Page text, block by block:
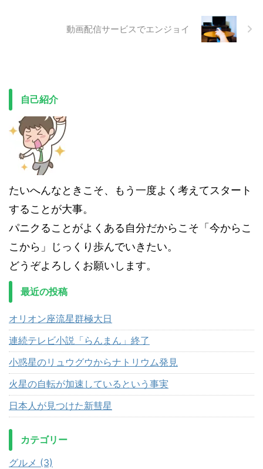
動画配信サービスでエンジョイ
自己紹介
たいへんなときこそ、もう一度よく考えてスタート
することが大事。
パニクることがよくある自分だからこそ「今からこ
こから」じっくり歩んでいきたい。
どうぞよろしくお願いします。
最近の投稿
オリオン座流星群極大日
連続テレビ小説「らんまん」終了
小惑星のリュウグウからナトリウム発見
火星の自転が加速しているという事実
日本人が見つけた新彗星
カテゴリー
グルメ (3)